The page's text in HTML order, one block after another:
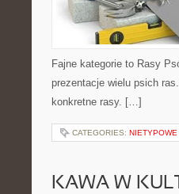
Fajne kategorie to Rasy
prezentacje wielu psich
konkretne rasy. […]
CATEGORIES:
KAWA W